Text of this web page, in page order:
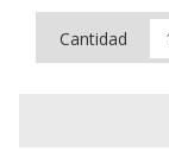
Cantidad